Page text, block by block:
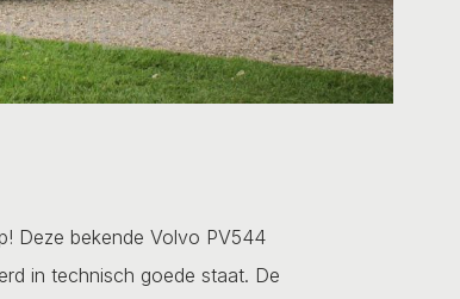
Deze bekende Volvo PV544
in technisch goede staat. De